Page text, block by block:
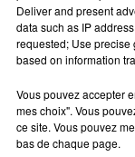
Deliver and present
data such as IP
requested; Use precise
based on information
Vous pouvez accepter
mes choix". Vous
ce site. Vous pouvez
bas de chaque page.